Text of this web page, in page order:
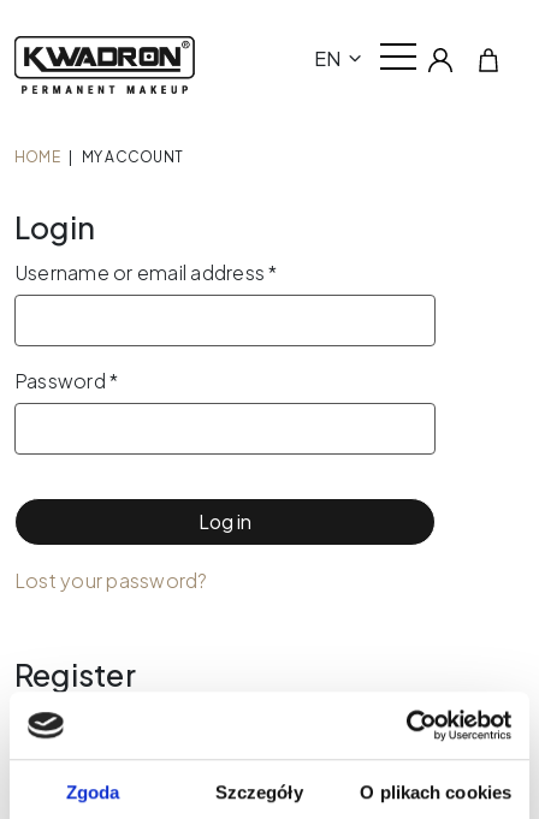
Zgoda Szczegóły O plikach cookies
EN
HOME MY ACCOUNT
Login
Username or email address*Required
Password*Required
Log in
Lost your password?
Register
Email address